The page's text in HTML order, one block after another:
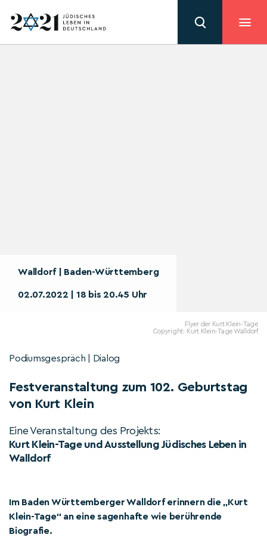
Walldorf | Baden-Württemberg
02.07.2022 | 18 bis 20.45 Uhr
Flyer der Kurt Klein-Tage
Copyright: Kurt Klein-Tage Walldorf
Podiumsgespräch | Dialog
Festveranstaltung zum 102. Geburtstag
von Kurt Klein
Eine Veranstaltung des Projekts:
Kurt Klein-Tage und Ausstellung Jüdisches Leben in
Walldorf
Im Baden Württemberger Walldorf erinnern die „Kurt
Klein-Tage“ an eine sagenhafte wie berührende
Biografie.